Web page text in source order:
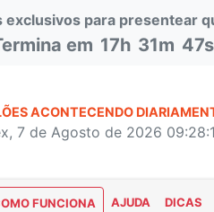
exclusivos para presentear
em 17h 31m 46s
ACONTECENDO
7 de Agosto de 2026
FUNCIONA AJUDA DICAS